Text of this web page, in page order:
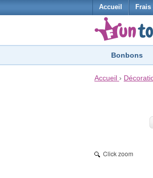
Accueil
Bonbons
Accueil ›
Click zoom